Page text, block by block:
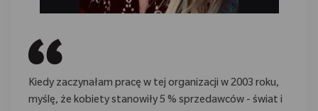
Kiedy zaczynałam pracę w tej organizacji w 2003 roku,
myślę, że kobiety stanowiły 5 % sprzedawców - świat i